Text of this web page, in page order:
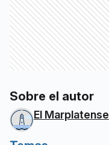
Sobre el autor
El Marplatense